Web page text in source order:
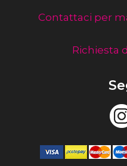
Contattaci per
Richiesta